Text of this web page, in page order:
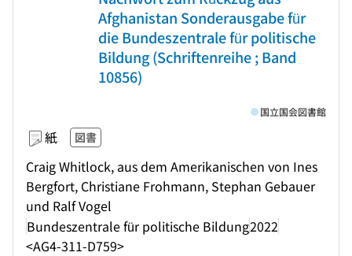
Afghanistan Sonderausgabe für
die Bundeszentrale für politische
Bildung (Schriftenreihe ; Band
10856)
紙 図書
Craig Whitlock, aus dem Amerikanischen von Ines
Bergfort, Christiane Frohmann, Stephan Gebauer
und Ralf Vogel
Bundeszentrale für politische Bildung2022
<AG4-311-D759>
国立国会図書館